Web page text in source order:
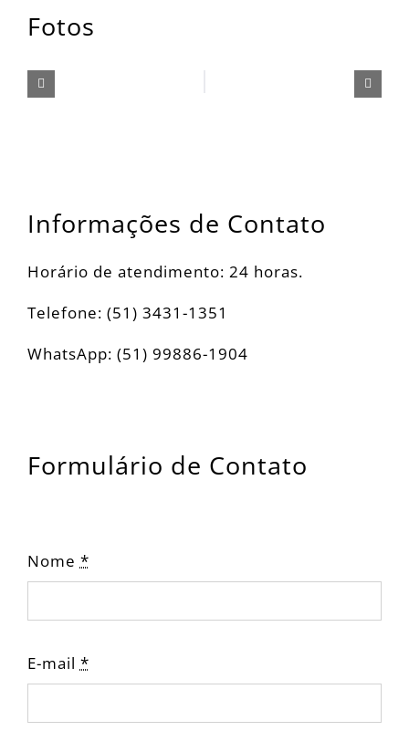
Fotos
Informações de Contato
Horário de atendimento: 24 horas.
Telefone: (51) 3431-1351
WhatsApp: (51) 99886-1904
Formulário de Contato
Nome *
E-mail *